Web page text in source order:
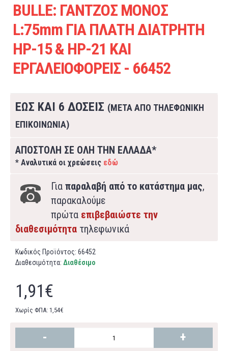
BULLE: ΓΑΝΤΖΟΣ ΜΟΝΟΣ
L:75mm ΓΙΑ ΠΛΑΤΗ ΔΙΑΤΡΗΤΗ
HP-15 & HP-21 ΚΑΙ
ΕΡΓΑΛΕΙΟΦΟΡΕΙΣ - 66452
ΕΩΣ ΚΑΙ 6 ΔΟΣΕΙΣ (ΜΕΤΑ ΑΠΟ ΤΗΛΕΦΩΝΙΚΗ
ΕΠΙΚΟΙΝΩΝΙΑ)
ΑΠΟΣΤΟΛΗ ΣΕ ΟΛΗ ΤΗΝ ΕΛΛΑΔΑ*
* Αναλυτικά οι χρεώσεις εδώ
Για παραλαβή από το κατάστημα μας,
παρακαλούμε
πρώτα επιβεβαιώστε την
διαθεσιμότητα τηλεφωνικά
Κωδικός Προϊόντος: 66452
Διαθεσιμότητα: Διαθέσιμο
1,91€
Χωρίς ΦΠΑ: 1,54€
- +